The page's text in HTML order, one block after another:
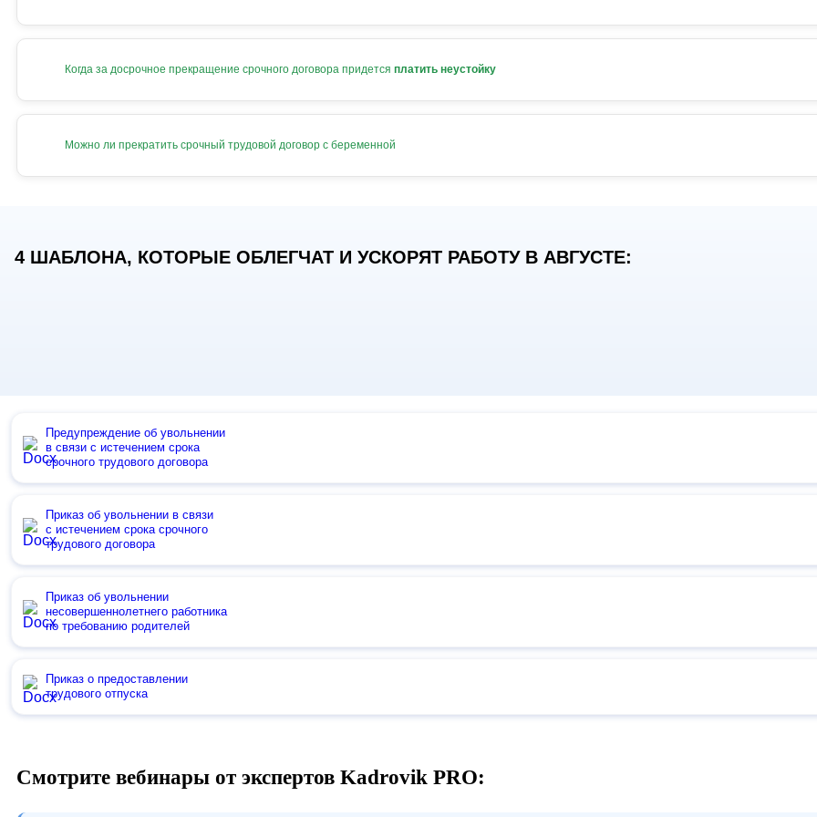
Когда за досрочное прекращение срочного договора придется платить неустойку
Можно ли прекратить срочный трудовой договор с беременной
4 ШАБЛОНА, КОТОРЫЕ ОБЛЕГЧАТ И УСКОРЯТ РАБОТУ В АВГУСТЕ:
Предупреждение об увольнении
в связи с истечением срока
срочного трудового договора
Приказ об увольнении в связи
с истечением срока срочного
трудового договора
Приказ об увольнении
несовершеннолетнего работника
по требованию родителей
Приказ о предоставлении
трудового отпуска
Смотрите вебинары от экспертов Kadrovik PRO: